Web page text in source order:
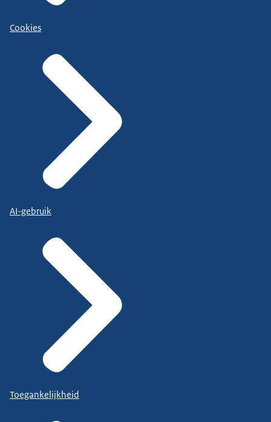
Cookies
AI-gebruik
Toegankelijkheid